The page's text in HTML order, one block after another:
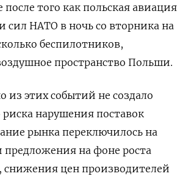
после того как польская авиация
сил НАТО в ночь со вторника на
беспилотников,
пространство Польши.
из этих событий не создало
нарушения поставок
рынка переключилось на
предложения на фоне роста
снижения цен производителей